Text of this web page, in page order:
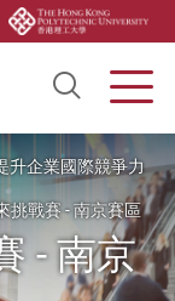
Open
升企業國際競爭力
挑戰賽 - 南京賽區
- 南京